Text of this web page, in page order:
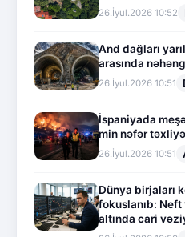
26.İyul.2026 10:52
And dağları
arasında
26.İyul.2026 10:51
İspaniyada
min nəfər
26.İyul.2026 10:51
Dünya birjaları
fokuslanıb:
altında cari